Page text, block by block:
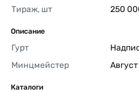
Тираж, шт
250
Описание
Гурт
Минцмейстер
Каталоги